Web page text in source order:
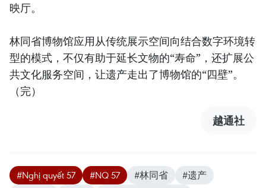
映厅。
林同省博物馆应用从传统展示空间向结合数字环境转
型的模式，不仅有助于延长文物的“寿命”，还扩展公
共文化服务空间，让遗产走出了博物馆的“四壁”。
（完）
越通社
#Nghị quyết 57 #NQ 57 #林同省
#遗产